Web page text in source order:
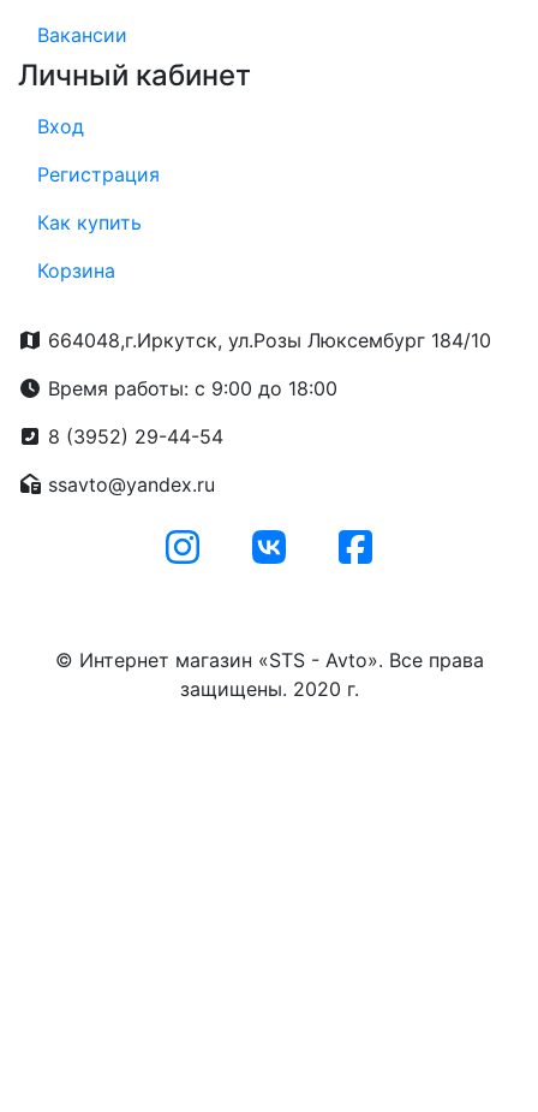
Вакансии
Личный кабинет
Вход
Регистрация
Как купить
Корзина
664048,г.Иркутск, ул.Розы Люксембург 184/10
Время работы: с 9:00 до 18:00
8 (3952) 29-44-54
ssavto@yandex.ru
© Интернет магазин «STS - Avto». Все права
защищены. 2020 г.